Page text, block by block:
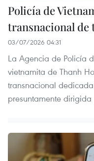
Policía de
transnacional de
03/07/2026 04:31
La Agencia de Policía
vietnamita de Thanh
transnacional
presuntamente